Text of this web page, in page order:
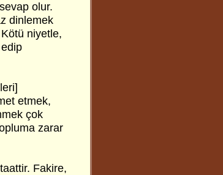
olur.
dinlemek
niyetle,
etmek,
çok
zarar
Fakire,